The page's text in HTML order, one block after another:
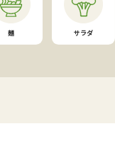
麺 サラダ